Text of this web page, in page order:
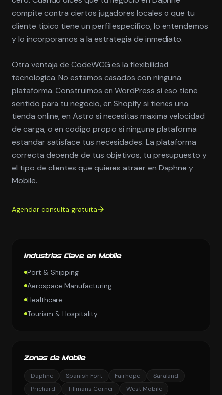
compite contra ciertos jugadores locales o que tu
cliente tipico tiene un perfil especifico, lo entendemos
y lo incorporamos a la estrategia de inmediato.
Otra ventaja de CodeWCG es la flexibilidad
tecnologica. No estamos casados con ninguna
plataforma. Construimos en WordPress si eso tiene
sentido para tu negocio, en Shopify si tienes una
tienda online, en Astro si necesitas maxima velocidad
de carga, o en codigo propio si ninguna plataforma
estandar satisface tus necesidades. La plataforma
correcta depende de tus objetivos, tu presupuesto y
el tipo de clientes que quieres atraer en Daphne y
Mobile.
Agendar consulta gratuita
Industrias Clave en Mobile
Port & Shipping
Aerospace Manufacturing
Healthcare
Tourism & Hospitality
Zonas de Mobile
Daphne Spanish Fort Fairhope
Saraland
Prichard
Tillmans Corner
West Mobile